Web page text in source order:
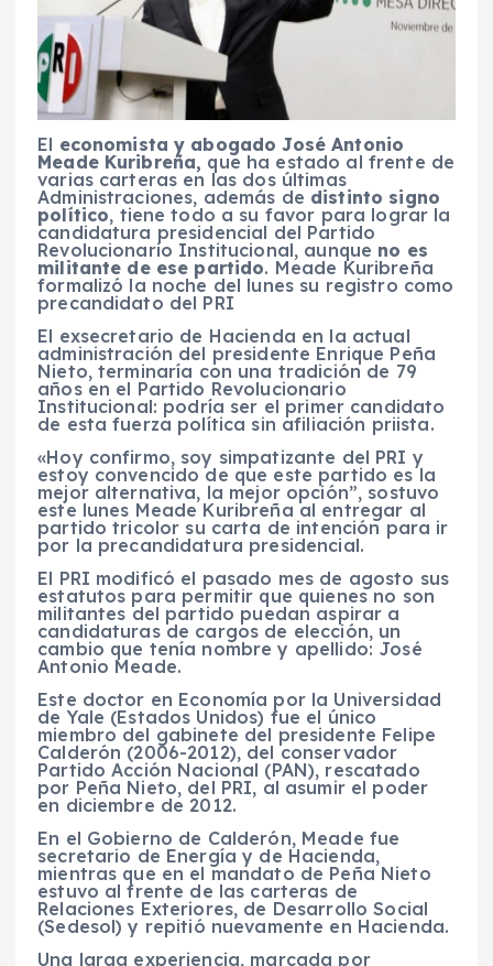
El economista y abogado José Antonio
Meade Kuribreña, que ha estado al frente de
varias carteras en las dos últimas
Administraciones, además de distinto signo
político, tiene todo a su favor para lograr la
candidatura presidencial del Partido
Revolucionario Institucional, aunque no es
militante de ese partido. Meade Kuribreña
formalizó la noche del lunes su registro como
precandidato del PRI
El exsecretario de Hacienda en la actual
administración del presidente Enrique Peña
Nieto, terminaría con una tradición de 79
años en el Partido Revolucionario
Institucional: podría ser el primer candidato
de esta fuerza política sin afiliación priista.
«Hoy confirmo, soy simpatizante del PRI y
estoy convencido de que este partido es la
mejor alternativa, la mejor opción”, sostuvo
este lunes Meade Kuribreña al entregar al
partido tricolor su carta de intención para ir
por la precandidatura presidencial.
El PRI modificó el pasado mes de agosto sus
estatutos para permitir que quienes no son
militantes del partido puedan aspirar a
candidaturas de cargos de elección, un
cambio que tenía nombre y apellido: José
Antonio Meade.
Este doctor en Economía por la Universidad
de Yale (Estados Unidos) fue el único
miembro del gabinete del presidente Felipe
Calderón (2006-2012), del conservador
Partido Acción Nacional (PAN), rescatado
por Peña Nieto, del PRI, al asumir el poder
en diciembre de 2012.
En el Gobierno de Calderón, Meade fue
secretario de Energía y de Hacienda,
mientras que en el mandato de Peña Nieto
estuvo al frente de las carteras de
Relaciones Exteriores, de Desarrollo Social
(Sedesol) y repitió nuevamente en Hacienda.
Una larga experiencia, marcada por